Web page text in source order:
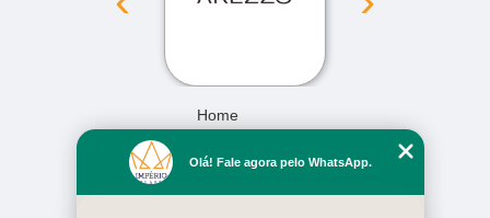
Home
Missão
Olá! Fale agora pelo WhatsApp.